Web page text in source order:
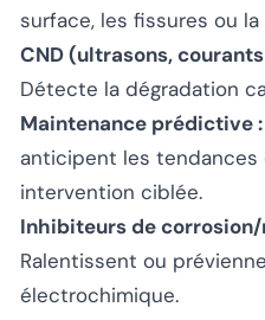
surface, les fissures ou
CND (ultrasons,
Détecte la dégradation
Maintenance prédictive :
anticipent les tendances
intervention ciblée.
Inhibiteurs de
Ralentissent ou
électrochimique.